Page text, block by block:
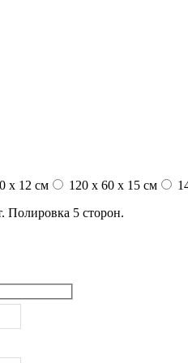
x 12 см 120 x 60 x 15 см
Полировка 5 сторон.